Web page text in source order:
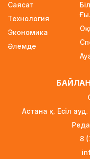
туралы ақпаратқа
23 сағат бұрын
2027 жылы
сайланады
Білім
Тоқаев
баспананың
Саясат
Технология
Экономика
Әлемде
Астана қ. Есіл ауд.
8